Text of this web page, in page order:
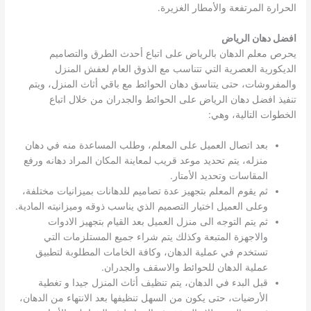
الحرارة المرتفعة والأمطار الغزيرة.
افضل دهان الرياض
يحرص معلم الدهان بالرياض على اتباع أحدث الطرق والتصاميم
الديكورية العصرية التي تتناسب مع الذوق العام لعفش المنزل
والمفروشات، حتى يتناسق دهان الحوائط مع باقي أثاث المنزل، ويتم
تنفيذ افضل دهان الرياض على الحوائط والجدران من خلال اتباع
الخطوات التالية، وهي:
بعد اتصال العميل على المعلم، وطلب المساعدة منه في دهان
منزله، يتم تحديد موعد قريب لمعاينة المكان المراد دهانه ورفع
المقاسات وتحديد الأمتار.
ثم يقوم المعلم بتجهيز عدة تصاميم للدهانات بميزانيات مختلفة،
وعلى العميل اختيار التصميم الذي يناسب ذوقه وميزانيته المادية.
ثم يتم التوجه الى منزل العميل بعد القيام بتجهيز الادوات
والاجهزة المتبعة وكذلك يتم شراء جميع المستلزمات التي
تستخدم في عملية الدهان، وكافة الخامات المطلوبة لتطبيق
عملية الدهان للحوائط والاسقف والجدران.
قبل البدء في الدهان، يتم تنظيف أثاث المنزل جيدا و تغطية
الأرضيات، حتى يكون من السهل تنظيفها بعد الانتهاء من الدهان،